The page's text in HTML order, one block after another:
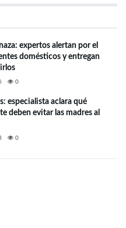
expertos alertan por el
domésticos y entregan
0
especialista aclara qué
deben evitar las madres al
0